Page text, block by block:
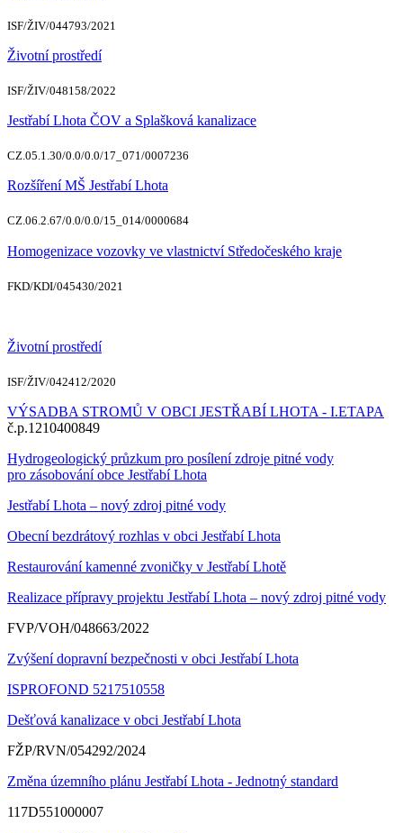
ISF/ŽIV/044793/2021
Životní prostředí
ISF/ŽIV/048158/2022
Jestřabí Lhota ČOV a Splašková kanalizace
CZ.05.1.30/0.0/0.0/17_071/0007236
Rozšíření MŠ Jestřabí Lhota
CZ.06.2.67/0.0/0.0/15_014/0000684
Homogenizace vozovky ve vlastnictví Středočeského kraje
FKD/KDI/045430/2021
Životní prostředí
ISF/ŽIV/042412/2020
VÝSADBA STROMŮ V OBCI JESTŘABÍ LHOTA - I.ETAPA
č.p.1210400849
Hydrogeologický průzkum pro posílení zdroje pitné vody
pro zásobování obce Jestřabí Lhota
Jestřabí Lhota – nový zdroj pitné vody
Obecní bezdrátový rozhlas v obci Jestřabí Lhota
Restaurování kamenné zvoničky v Jestřabí Lhotě
Realizace přípravy projektu Jestřabí Lhota – nový zdroj pitné vody
FVP/VOH/048663/2022
Zvýšení dopravní bezpečnosti v obci Jestřabí Lhota
ISPROFOND 5217510558
Dešťová kanalizace v obci Jestřabí Lhota
FŽP/RVN/054292/2024
Změna územního plánu Jestřabí Lhota - Jednotný standard
117D551000007